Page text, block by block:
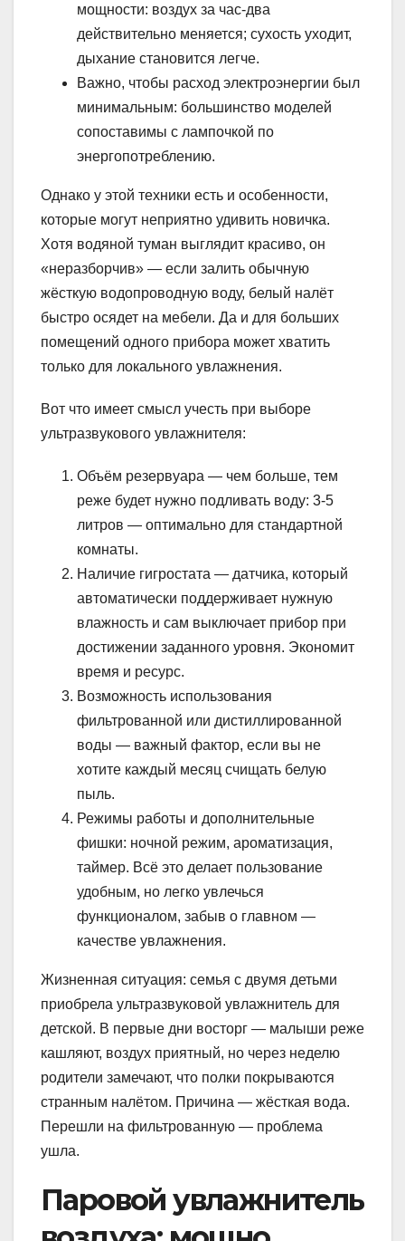
мощности: воздух за час-два
действительно меняется; сухость уходит,
дыхание становится легче.
Важно, чтобы расход электроэнергии был
минимальным: большинство моделей
сопоставимы с лампочкой по
энергопотреблению.
Однако у этой техники есть и особенности,
которые могут неприятно удивить новичка.
Хотя водяной туман выглядит красиво, он
«неразборчив» — если залить обычную
жёсткую водопроводную воду, белый налёт
быстро осядет на мебели. Да и для больших
помещений одного прибора может хватить
только для локального увлажнения.
Вот что имеет смысл учесть при выборе
ультразвукового увлажнителя:
Объём резервуара — чем больше, тем
реже будет нужно подливать воду: 3-5
литров — оптимально для стандартной
комнаты.
Наличие гигростата — датчика, который
автоматически поддерживает нужную
влажность и сам выключает прибор при
достижении заданного уровня. Экономит
время и ресурс.
Возможность использования
фильтрованной или дистиллированной
воды — важный фактор, если вы не
хотите каждый месяц счищать белую
пыль.
Режимы работы и дополнительные
фишки: ночной режим, ароматизация,
таймер. Всё это делает пользование
удобным, но легко увлечься
функционалом, забыв о главном —
качестве увлажнения.
Жизненная ситуация: семья с двумя детьми
приобрела ультразвуковой увлажнитель для
детской. В первые дни восторг — малыши реже
кашляют, воздух приятный, но через неделю
родители замечают, что полки покрываются
странным налётом. Причина — жёсткая вода.
Перешли на фильтрованную — проблема
ушла.
Паровой увлажнитель